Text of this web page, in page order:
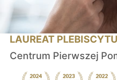
LAUREAT
Centrum Pierwszej